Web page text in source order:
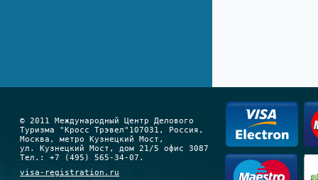
© 2011 Международный Центр Делового
Туризма "Кросс Трэвел"107031, Россия,
Москва, метро Кузнецкий Мост,
ул. Кузнецкий Мост, дом 21/5 офис 3087
Тел.: +7 (495) 565-34-07.
visa-registration.ru